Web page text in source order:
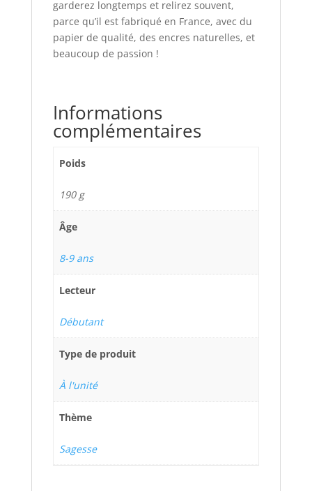
garderez longtemps et relirez souvent,
parce qu’il est fabriqué en France, avec du
papier de qualité, des encres naturelles, et
beaucoup de passion !
Informations
complémentaires
Poids
190 g
Âge
8-9 ans
Lecteur
Débutant
Type de produit
À l'unité
Thème
Sagesse